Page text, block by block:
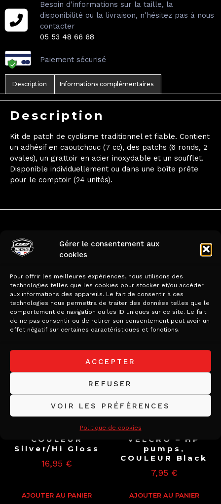
Gérer le consentement aux
cookies
Pour offrir les meilleures expériences, nous utilisons des
technologies telles que les cookies pour stocker et/ou accéder
aux informations des appareils. Le fait de consentir à ces
technologies nous permettra de traiter des données telles que le
comportement de navigation ou les ID uniques sur ce site. Le fait
de ne pas consentir ou de retirer son consentement peut avoir un
effet négatif sur certaines caractéristiques et fonctions.
ACCEPTER
REFUSER
VOIR LES PRÉFÉRENCES
Politique de cookies
Besoin d'informations sur la taille, la
disponibilité ou la livraison, n'hésitez pas à nous
contacter
05 53 48 66 68
Paiement sécurisé
Description Informations complémentaires
Description
Kit de patch de cyclisme traditionnel et fiable. Contient
un adhésif en caoutchouc (7 cc), des patchs (6 ronds, 2
ovales), un grattoir en acier inoxydable et un soufflet.
Disponible individuellement ou dans une boîte prête
pour le comptoir (24 unités).
Produits
similaires
Prolongateur,
COULEUR
Silver/Hi Gloss
16,95 €
AJOUTER AU PANIER
SUPPORT
VELCRO – HP
pumps,
COULEUR Black
7,95 €
AJOUTER AU PANIER